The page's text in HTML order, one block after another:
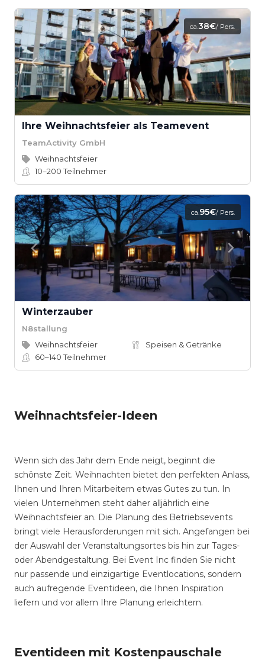
ca.38€/ Pers.
Ihre Weihnachtsfeier als Teamevent
TeamActivity GmbH
Weihnachtsfeier
10–200Teilnehmer
ca.95€/ Pers.
Winterzauber
N8stallung
Weihnachtsfeier
Speisen & Getränke
60–140Teilnehmer
Weihnachtsfeier-Ideen
Wenn sich das Jahr dem Ende neigt, beginnt die
schönste Zeit. Weihnachten bietet den perfekten Anlass,
Ihnen und Ihren Mitarbeitern etwas Gutes zu tun. In
vielen Unternehmen steht daher alljährlich eine
Weihnachtsfeier an. Die Planung des Betriebsevents
bringt viele Herausforderungen mit sich. Angefangen bei
der Auswahl der Veranstaltungsortes bis hin zur Tages-
oder Abendgestaltung. Bei Event Inc finden Sie nicht
nur passende und einzigartige Eventlocations, sondern
auch aufregende Eventideen, die Ihnen Inspiration
liefern und vor allem Ihre Planung erleichtern.
Eventideen mit Kostenpauschale